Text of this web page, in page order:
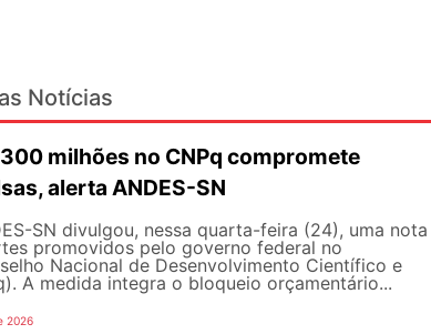
Notícias
milhões no CNPq compromete
alerta ANDES-SN
SN divulgou, nessa quarta-feira (24), uma nota
promovidos pelo governo federal no
Nacional de Desenvolvimento Científico e
A medida integra o bloqueio orçamentário...
2026